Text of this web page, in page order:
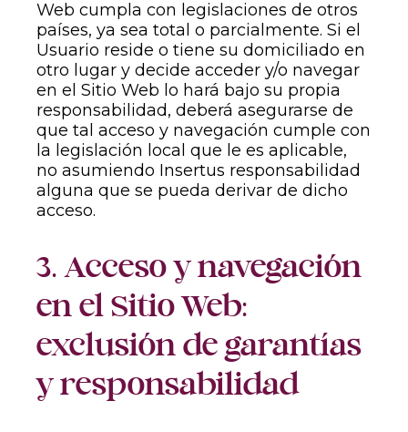
Web cumpla con legislaciones de otros
países, ya sea total o parcialmente. Si el
Usuario reside o tiene su domiciliado en
otro lugar y decide acceder y/o navegar
en el Sitio Web lo hará bajo su propia
responsabilidad, deberá asegurarse de
que tal acceso y navegación cumple con
la legislación local que le es aplicable,
no asumiendo Insertus responsabilidad
alguna que se pueda derivar de dicho
acceso.
3. Acceso y navegación
en el Sitio Web:
exclusión de garantías
y responsabilidad